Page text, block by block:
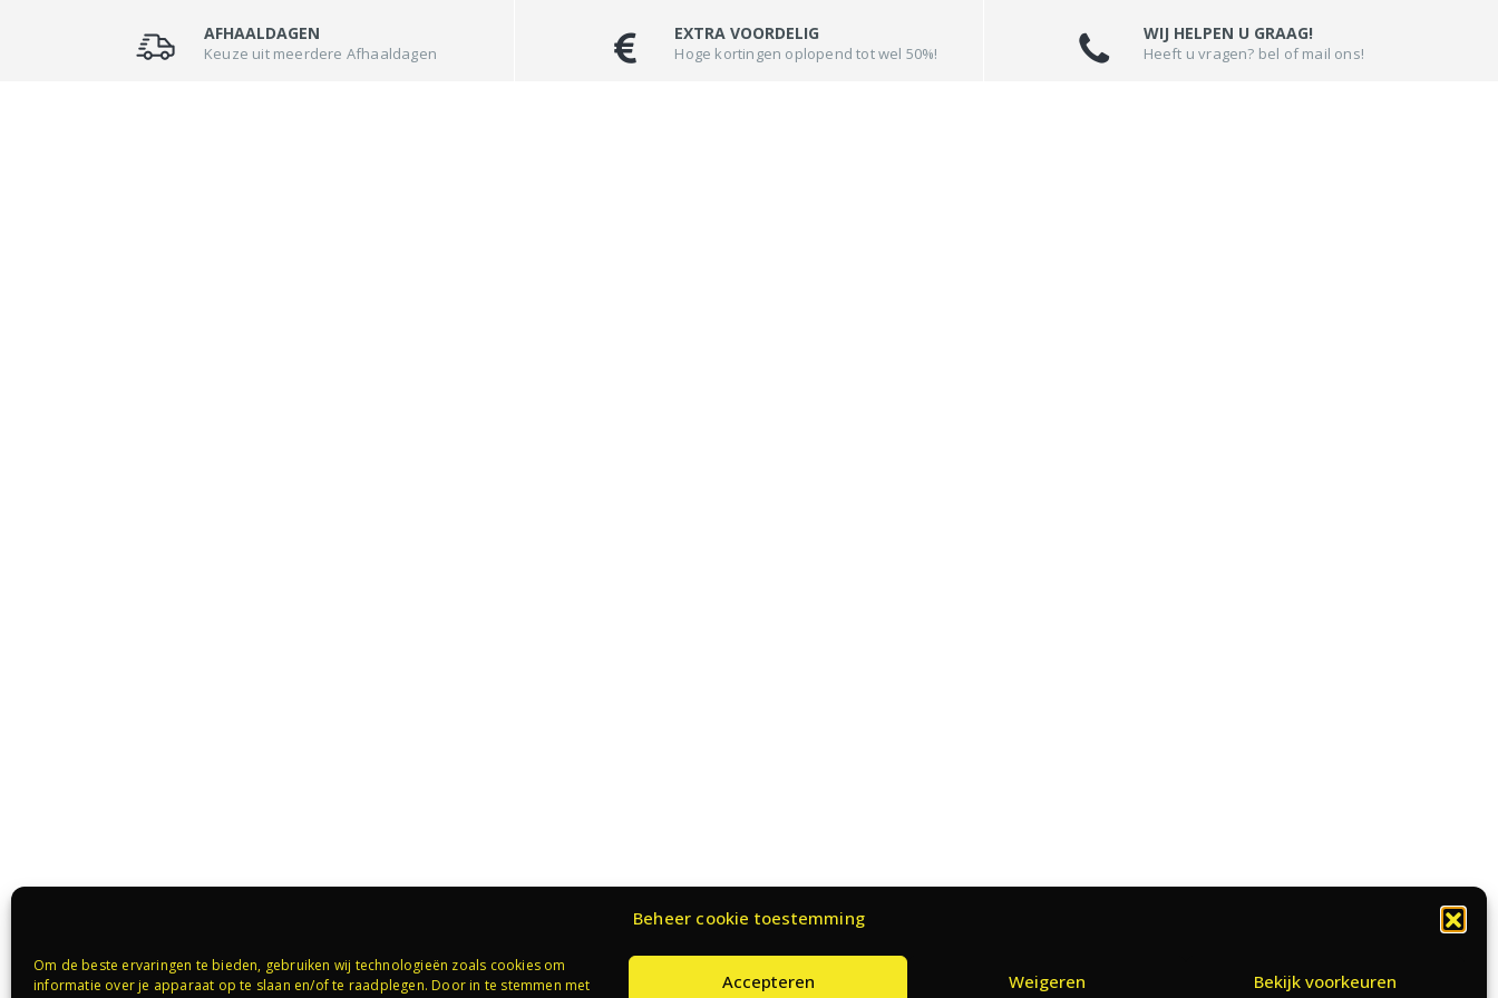
Beheer cookie toestemming
Om de beste ervaringen te bieden, gebruiken wij technologieën zoals cookies om
informatie over je apparaat op te slaan en/of te raadplegen. Door in te stemmen met
Accepteren Weigeren Bekijk voorkeuren
AFHAALDAGEN
Keuze uit meerdere Afhaaldagen
EXTRA VOORDELIG
Hoge kortingen oplopend tot wel 50%!
WIJ HELPEN U GRAAG!
Heeft u vragen? bel of mail ons!